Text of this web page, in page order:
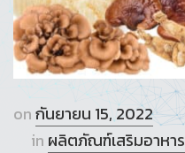
onกันยายน 15, 2022
in ผลิตภัณฑ์เสริมอาหาร